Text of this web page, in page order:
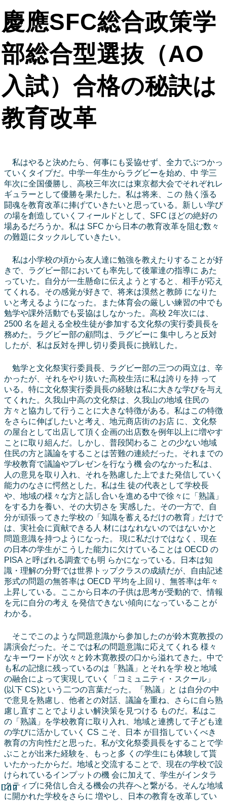
慶應SFC総合政策学
部総合型選抜（AO
入試）合格の秘訣は
教育改革
私はやると決めたら、何事にも妥協せず、全力でぶつかっ
ていくタイプだ。中学一年生からラグビーを始め、中 学三
年次に全国優勝し、高校三年次には東京都大会でそれぞれレ
ギュラーとして優勝を果たした。私は将来、この 熱く漲る
闘魂を教育改革に捧げていきたいと思っている。新しい学び
の場を創造していくフィールドとして、SFC ほどの絶好の
場あるだろうか。私は SFC から日本の教育改革を阻む数々
の難題にタックルしていきたい。
私は小学校の頃から友人達に勉強を教えたりすることが好
きで、ラグビー部においても率先して後輩達の指導に あた
っていた。自分が一生懸命に伝えようとすると、相手が応え
てくれる。その感覚が好きで、将来は漠然と教師 になりた
いと考えるようになった。また体育会の厳しい練習の中でも
勉学や課外活動でも妥協はしなかった。高校 2年次には、
2500 名を超える全校生徒が参加する文化祭の実行委員長を
務めた。ラグビー部の顧問は、ラグビーに 集中しろと反対
したが、私は反対を押し切り委員長に挑戦した。
勉学と文化祭実行委員長、ラグビー部の三つの両立は、辛
かったが、それをやり抜いた高校生活に私は誇りを持 って
いる。特に文化祭実行委員長の経験は私に大きな学びを与え
てくれた。久我山中高の文化祭は、久我山の地域 住民の
方々と協力して行うことに大きな特徴がある。私はこの特徴
をさらに伸ばしたいと考え、地元商店街のお店 に、文化祭
の屋台として出店して頂く企画の出店数を例年以上に増やす
ことに取り組んだ。しかし、普段関わるこ との少ない地域
住民の方と議論をすることは苦難の連続だった。それまでの
学校教育で議論やプレゼンを行なう機 会のなかった私は、
人の意見を取り入れ、それを熟慮した上でまた発信していく
能力のなさに愕然とした。私は生 徒の代表として学校長
や、地域の様々な方と話し合いを進める中で徐々に「熟議」
をする力を養い、その大切さを 実感した。その一方で、自
分が頑張ってきた学校の「知識を蓄えるだけの教育」だけで
は、実社会に貢献できる人 材にはなれないのではないかと
問題意識を持つようになった。 現に私だけではなく、現在
の日本の学生がこうした能力に欠けていることは OECD の
PISA と呼ばれる調査でも明 らかになっている。日本は知
識・理解の分野では世界トップクラスの成績だが、自由記述
形式の問題の無答率は OECD 平均を上回り、無答率は年々
上昇している。ここから日本の子供は思考が受動的で、情報
を元に自分の考え を発信できない傾向になっていることが
わかる。
そこでこのような問題意識から参加したのが鈴木寛教授の
講演会だった。そこでは私の問題意識に応えてくれる 様々
なキーワードが次々と鈴木寛教授の口から溢れてきた。中で
も私の記憶に残っているのは「熟議」とそれを学 校と地域
の融合によって実現していく「コミュニティ・スクール」
(以下 CS)という二つの言葉だった。「熟議」と は自分の中
で意見を熟慮し、他者との対話、議論を重ね、さらに自ら熟
慮し直すことでよりよい解決策を見つける ものだ。私はこ
の「熟議」を学校教育に取り入れ、地域と連携して子ども達
の学びに活かしていく CS こそ、日本 が目指していくべき
教育の方向性だと思った。私が文化祭委員長をすることで学
ぶことが出来た経験を、もっと多 くの学生にも体験して貰
いたかったからだ。地域と交流することで、現在の学校で設
けられているインプットの機 会に加えて、学生がインタラ
クティブに発信し合える機会の共存へと繋がる。そんな地域
に開かれた学校をさらに 増やし、日本の教育を改革してい